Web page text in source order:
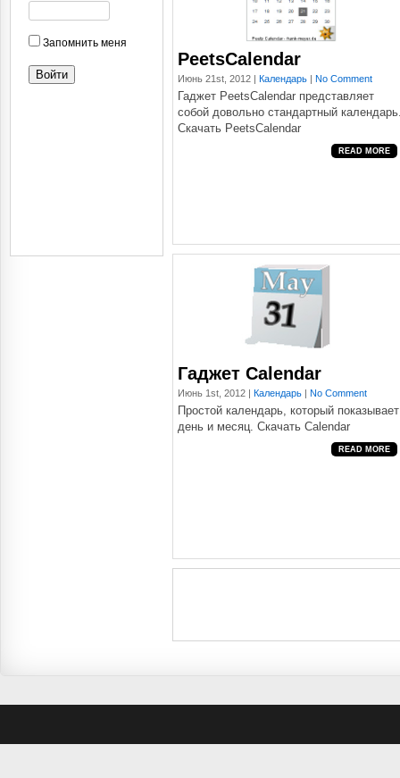
PeetsCalendar
Июнь 21st, 2012 | Календарь | No Comment
Гаджет PeetsCalendar представляет
собой довольно стандартный
Скачать PeetsCalendar
READ MORE
Гаджет Calendar
Июнь 1st, 2012 | Календарь | No Comment
Простой календарь, который показывает
день и месяц. Скачать Calendar
READ MORE
Запомнить меня